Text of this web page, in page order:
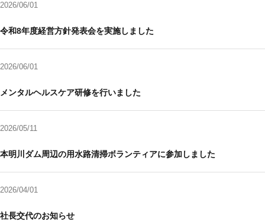
2026/06/01
令和8年度経営方針発表会を実施しました
2026/06/01
メンタルヘルスケア研修を行いました
2026/05/11
本明川ダム周辺の用水路清掃ボランティアに参加しました
2026/04/01
社長交代のお知らせ